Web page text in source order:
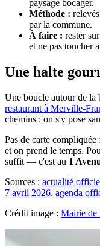
paysage bocager.
Méthode :
par la commune.
À faire : rester
et ne pas toucher
Une halte
Une boucle autour de la
restaurant à Merville-
chemins : on s'y pose
Pas de carte compliquée
et on prend le temps.
suffit — c'est au 1
Sources : actualité
7 avril 2026, agenda
Crédit image : Mairie de